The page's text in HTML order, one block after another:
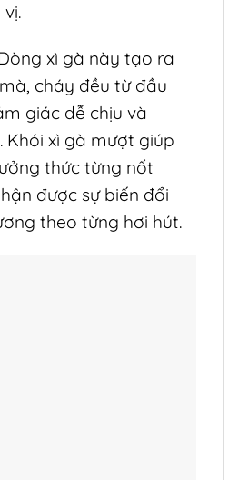
xì gà này tạo ra
cháy đều từ đầu
giác dễ chịu và
Khói xì gà mượt giúp
thức từng nốt
được sự biến đổi
theo từng hơi hút.